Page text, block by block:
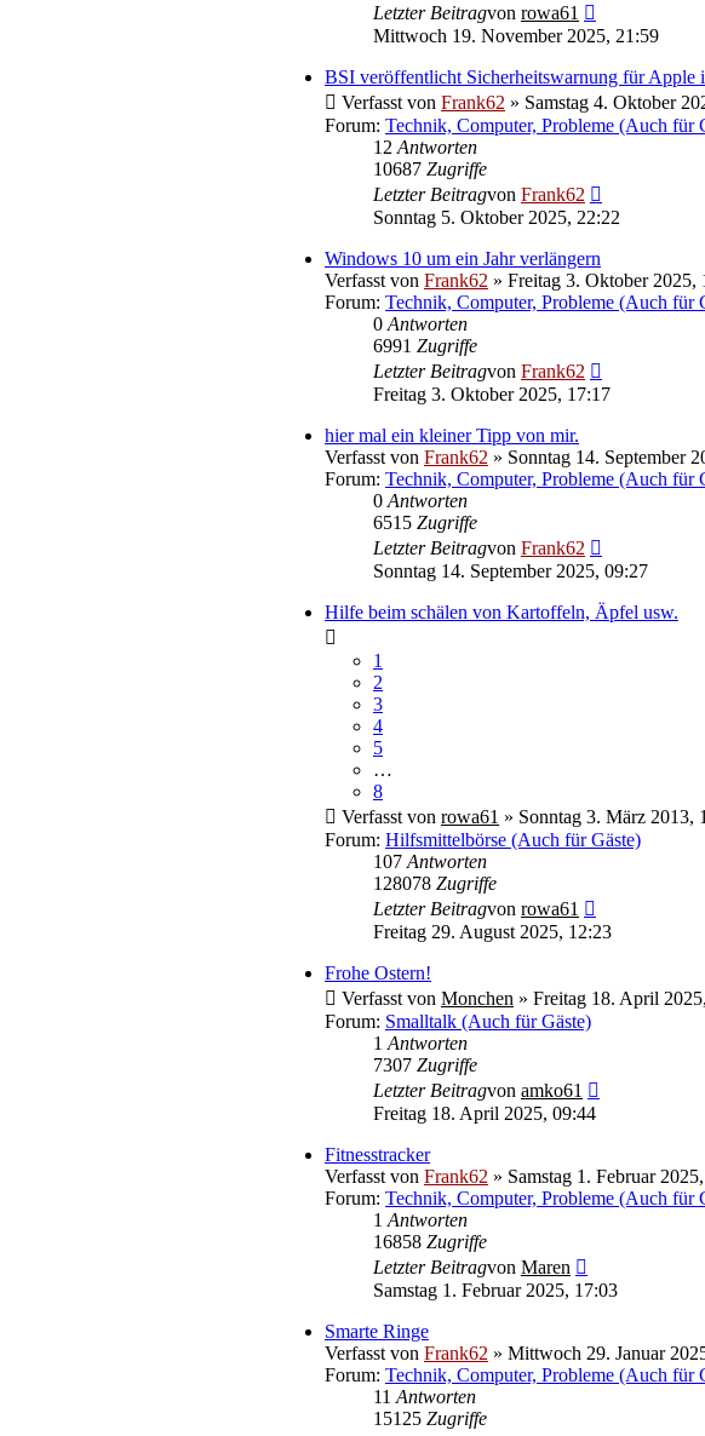
Letzter Beitragvon rowa61
Beitrag
Mittwoch 19. November 2025, 21:59
BSI veröffentlicht Sicherheitswarnung für Apple
Verfasst von Frank62 » Samstag 4. Oktober
Forum: Technik, Computer, Probleme (Auch für
12 Antworten
10687 Zugriffe
Letzter Beitragvon Frank62
Beitrag
Sonntag 5. Oktober 2025, 22:22
Windows 10 um ein Jahr verlängern
Verfasst von Frank62 » Freitag 3. Oktober 2025,
Forum: Technik, Computer, Probleme (Auch für
0 Antworten
6991 Zugriffe
Letzter Beitragvon Frank62
Beitrag
Freitag 3. Oktober 2025, 17:17
hier mal ein kleiner Tipp von mir.
Verfasst von Frank62 » Sonntag 14. September
Forum: Technik, Computer, Probleme (Auch für
0 Antworten
6515 Zugriffe
Letzter Beitragvon Frank62
Beitrag
Sonntag 14. September 2025, 09:27
Hilfe beim schälen von Kartoffeln, Äpfel usw.
1
2
3
4
5
…
8
Verfasst von rowa61 » Sonntag 3. März 2013,
Forum: Hilfsmittelbörse (Auch für Gäste)
107 Antworten
128078 Zugriffe
Letzter Beitragvon rowa61
Beitrag
Freitag 29. August 2025, 12:23
Frohe Ostern!
Verfasst von Monchen » Freitag 18. April
Forum: Smalltalk (Auch für Gäste)
1 Antworten
7307 Zugriffe
Letzter Beitragvon amko61
Freitag 18. April 2025, 09:44
Fitnesstracker
Verfasst von Frank62 » Samstag 1. Februar
Forum: Technik, Computer, Probleme (Auch für
1 Antworten
16858 Zugriffe
Letzter Beitragvon Maren
Beitrag
Samstag 1. Februar 2025, 17:03
Smarte Ringe
Verfasst von Frank62 » Mittwoch 29. Januar
Forum: Technik, Computer, Probleme (Auch für
11 Antworten
15125 Zugriffe